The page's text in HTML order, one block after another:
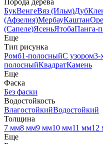
Порода дерева
БукВенгеВяз (Ильм)Дуб
(Афзелия)МербауКаштан
(Сапеле)ЯсеньЯтобаПанга-
Еще
Тип рисунка
Ромб1-полосныйС узором3-
полосныйКвадратКамень
Еще
Фаска
Без фаски
Водостойкость
ВлагостойкийВодостойкий
Толщина
7 мм8 мм9 мм10 мм11 мм12
Еще